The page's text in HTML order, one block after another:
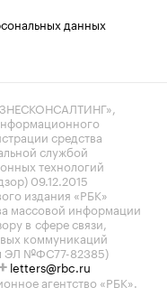
данных
средства
службой
технологий
09.12.2015
издания «РБК»
массовой информации
в сфере связи,
коммуникаций
ЭЛ №ФС77-82385)
letters@rbc.ru
агентство «РБК».